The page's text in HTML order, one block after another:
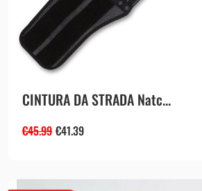
CINTURA DA STRADA Natc...
€45.99 €41.39